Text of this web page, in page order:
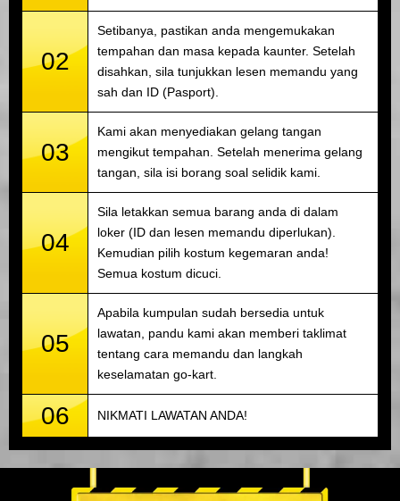
02
Setibanya, pastikan anda mengemukakan
tempahan dan masa kepada kaunter. Setelah
disahkan, sila tunjukkan lesen memandu yang
sah dan ID (Pasport).
03
Kami akan menyediakan gelang tangan
mengikut tempahan. Setelah menerima gelang
tangan, sila isi borang soal selidik kami.
04
Sila letakkan semua barang anda di dalam
loker (ID dan lesen memandu diperlukan).
Kemudian pilih kostum kegemaran anda!
Semua kostum dicuci.
05
Apabila kumpulan sudah bersedia untuk
lawatan, pandu kami akan memberi taklimat
tentang cara memandu dan langkah
keselamatan go-kart.
06 NIKMATI LAWATAN ANDA!